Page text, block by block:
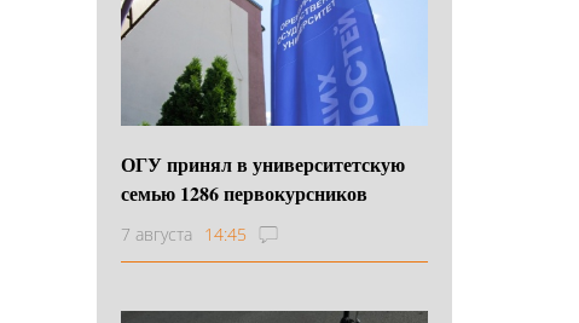
ОГУ принял в университетскую
семью 1286 первокурсников
7 августа 14:45